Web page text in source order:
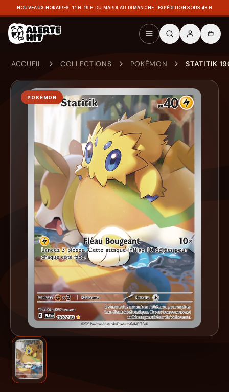
NOUVEAUX HORAIRES · 11 H–19 H DU MARDI AU DIMANCHE · EXPÉDITION SOUS 48 H
ACCUEIL COLLECTIONS POKÉMON STATITIK
POKÉMON